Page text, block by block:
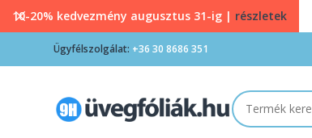
Ügyfélszolgálat: +36 30 8686 351
10-20% kedvezmény augusztus 31-ig | részletek